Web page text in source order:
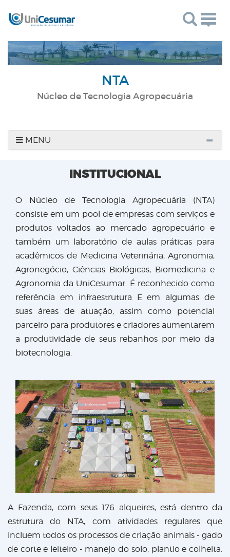
NTA
Núcleo de Tecnologia Agropecuária
MENU
INSTITUCIONAL
O Núcleo de Tecnologia Agropecuária (NTA)
consiste em um pool de empresas com serviços e
produtos voltados ao mercado agropecuário e
também um laboratório de aulas práticas para
acadêmicos de Medicina Veterinária, Agronomia,
Agronegócio, Ciências Biológicas, Biomedicina e
Agronomia da UniCesumar. É reconhecido como
referência em infraestrutura E em algumas de
suas áreas de atuação, assim como potencial
parceiro para produtores e criadores aumentarem
a produtividade de seus rebanhos por meio da
biotecnologia.
A Fazenda, com seus 176 alqueires, está dentro da
estrutura do NTA, com atividades regulares que
incluem todos os processos de criação animais - gado
de corte e leiteiro - manejo do solo, plantio e colheita.